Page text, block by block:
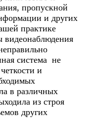
пропускной
и других
практике
видеонаблюдения
система не
и
в различных
из строя
других